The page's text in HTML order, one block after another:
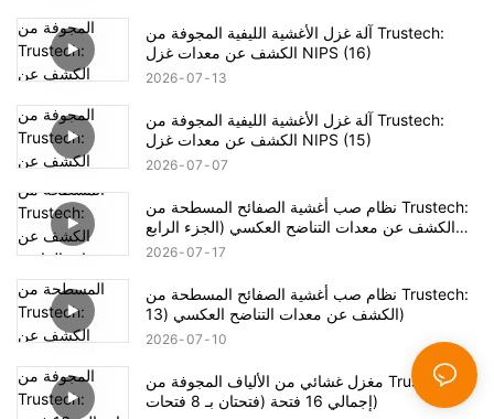
آلة غزل الأغشية الليفية المجوفة من Trustech:
الكشف عن معدات غزل NIPS (16)
2026 07 13
آلة غزل الأغشية الليفية المجوفة من Trustech:
الكشف عن معدات غزل NIPS (15)
2026 07 07
نظام صب أغشية الصفائح المسطحة من Trustech:
الكشف عن معدات التناضح العكسي (الجزء الرابع
عشر)2026 07 17
نظام صب أغشية الصفائح المسطحة من Trustech:
الكشف عن معدات التناضح العكسي (13)
2026 07 10
مغزل غشائي من الألياف المجوفة من Trustech:
إجمالي 16 فتحة (فتحتان بـ 8 فتحات)